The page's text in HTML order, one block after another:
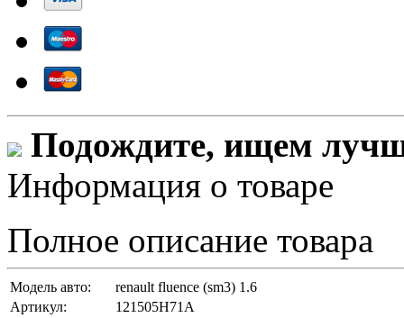
Подождите, ищем
Информация о товаре
Полное описание товара
Модель авто:
renault fluence (sm3) 1.6
Артикул:
121505H71A